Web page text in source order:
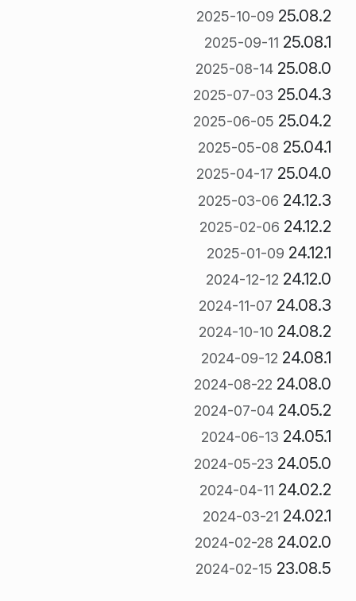
25.08.2
2025-10-09
25.08.1
2025-09-11
25.08.0
2025-08-14
25.04.3
2025-07-03
25.04.2
2025-06-05
25.04.1
2025-05-08
25.04.0
2025-04-17
24.12.3
2025-03-06
24.12.2
2025-02-06
24.12.1
2025-01-09
24.12.0
2024-12-12
24.08.3
2024-11-07
24.08.2
2024-10-10
24.08.1
2024-09-12
24.08.0
2024-08-22
24.05.2
2024-07-04
24.05.1
2024-06-13
24.05.0
2024-05-23
24.02.2
2024-04-11
24.02.1
2024-03-21
24.02.0
2024-02-28
23.08.5
2024-02-15